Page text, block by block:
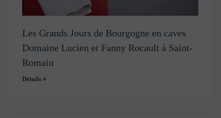
Les Grands Jours de Bourgogne en caves
Domaine Lucien et Fanny Rocault à Saint-
Romain
Détails